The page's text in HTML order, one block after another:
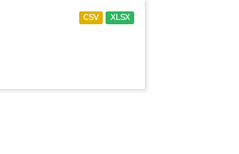
CSV XLSX